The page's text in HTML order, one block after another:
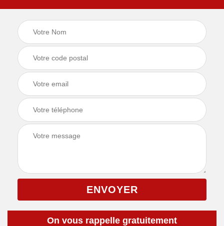
On vous rappelle gratuitement